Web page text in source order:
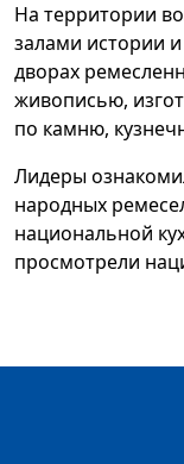
На территории
залами истории
дворах
живописью,
по камню,
Лидеры
народных
национальной
просмотрели